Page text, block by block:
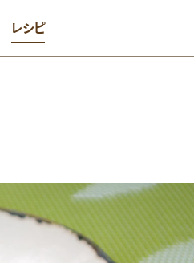
レシピ
ストレス タンパク質
ビタミンD ビタミンE マグ
健康維持 免疫 女性